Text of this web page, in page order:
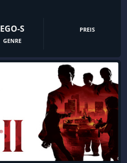
EGO-S
GENRE
PREIS